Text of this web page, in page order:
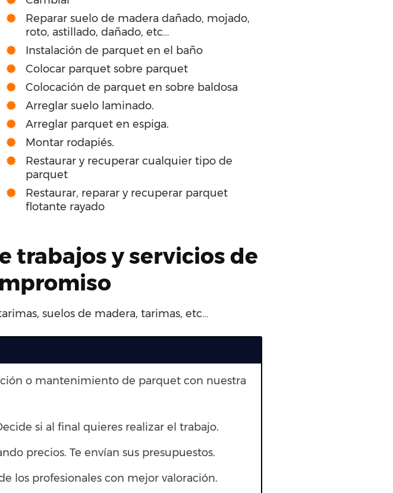
Reparar suelo de madera dañado, mojado,
roto, astillado, dañado, etc…
Instalación de parquet en el baño
Colocar parquet sobre parquet
Colocación de parquet en sobre baldosa
Arreglar suelo laminado.
Arreglar parquet en espiga.
Montar rodapiés.
Restaurar y recuperar cualquier tipo de
parquet
Restaurar, reparar y recuperar parquet
flotante rayado
trabajos y servicios de
suelos de madera, tarimas, etc…
o mantenimiento de parquet con nuestra
si al final quieres realizar el trabajo.
precios. Te envían sus presupuestos.
los profesionales con mejor valoración.